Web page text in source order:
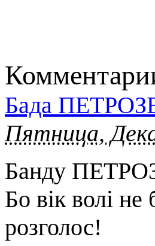
Бада
Пятница,
Банду
Бо вік волі
розголос!